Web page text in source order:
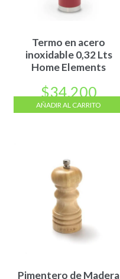
Termo en acero
inoxidable 0,32 Lts
Home Elements
$34.200
AÑADIR AL CARRITO
Pimentero de Madera